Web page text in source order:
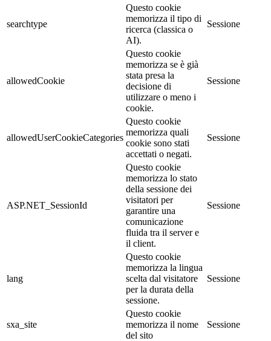
searchtype
Questo cookie
memorizza il tipo di
ricerca (classica o
AI).
Sessione
allowedCookie
Questo cookie
memorizza se è già
stata presa la
decisione di
utilizzare o meno i
cookie.
Sessione
allowedUserCookieCategories
Questo cookie
memorizza quali
cookie sono stati
accettati o negati.
Sessione
ASP.NET_SessionId
Questo cookie
memorizza lo stato
della sessione dei
visitatori per
garantire una
comunicazione
fluida tra il server e
il client.
Sessione
lang
Questo cookie
memorizza la lingua
scelta dal visitatore
per la durata della
sessione.
Sessione
sxa_site
Questo cookie
memorizza il nome
del sito
Sessione